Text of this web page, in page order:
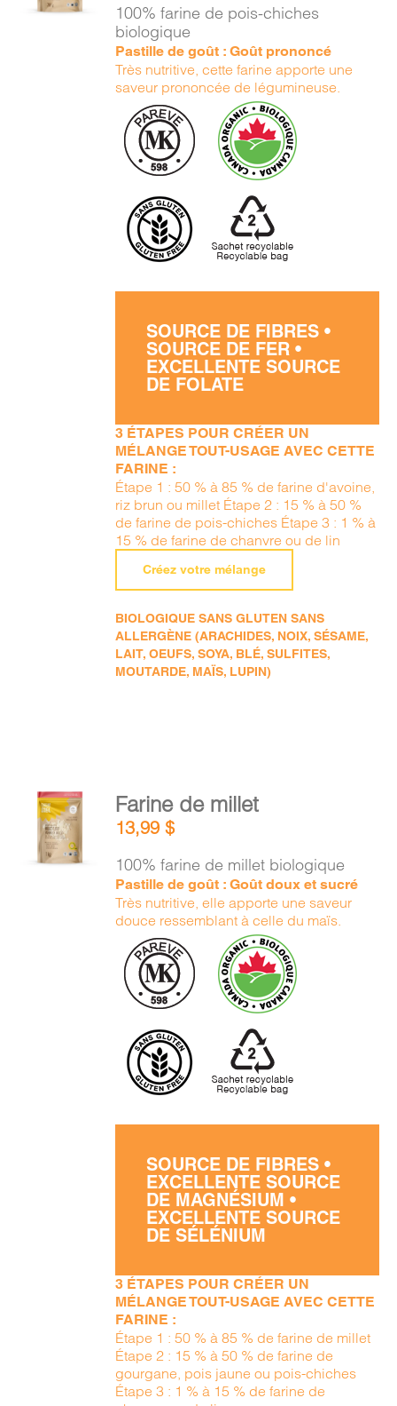
100% farine de pois-chiches
biologique
Pastille de goût : Goût prononcé
Très nutritive, cette farine apporte une
saveur prononcée de légumineuse.
SOURCE DE FIBRES •
SOURCE DE FER •
EXCELLENTE SOURCE
DE FOLATE
3 ÉTAPES POUR CRÉER UN
MÉLANGE TOUT-USAGE AVEC CETTE
FARINE :
Étape 1 : 50 % à 85 % de farine d'avoine,
riz brun ou millet Étape 2 : 15 % à 50 %
de farine de pois-chiches Étape 3 : 1 % à
15 % de farine de chanvre ou de lin
Créez votre mélange
BIOLOGIQUE SANS GLUTEN SANS
ALLERGÈNE (ARACHIDES, NOIX, SÉSAME,
LAIT, OEUFS, SOYA, BLÉ, SULFITES,
MOUTARDE, MAÏS, LUPIN)
AJOUTER
AU
PANIER
Farine de millet
13,99$
100% farine de millet biologique
Pastille de goût : Goût doux et sucré
Très nutritive, elle apporte une saveur
douce ressemblant à celle du maïs.
SOURCE DE FIBRES •
EXCELLENTE SOURCE
DE MAGNÉSIUM •
EXCELLENTE SOURCE
DE SÉLÉNIUM
3 ÉTAPES POUR CRÉER UN
MÉLANGE TOUT-USAGE AVEC CETTE
FARINE :
Étape 1 : 50 % à 85 % de farine de millet
Étape 2 : 15 % à 50 % de farine de
gourgane, pois jaune ou pois-chiches
Étape 3 : 1 % à 15 % de farine de